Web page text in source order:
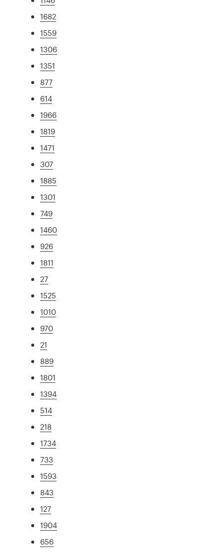
1682
1559
1306
1351
877
614
1966
1819
1471
307
1885
1301
749
1460
926
1811
27
1525
1010
970
21
889
1801
1394
514
218
1734
733
1593
843
127
1904
656